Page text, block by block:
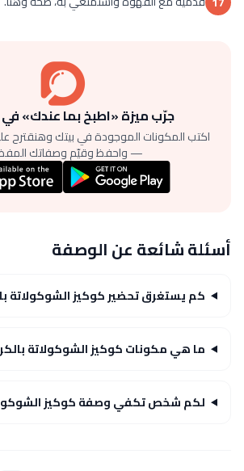
جرّب ميزة «اطبخ بما عندك»
اكتب المكونات الموجودة في بيتك وهنقترح
— واحفظ وقيّم وصفاتك
أسئلة شائعة عن الوصفة
كم يستغرق تحضير كوكيز الشوكولاتة
ما هي مكونات كوكيز الشوكولاتة
لكم شخص تكفي وصفة كوكيز